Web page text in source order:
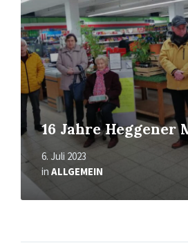
16 Jahre Heggener
6. Juli 2023
in ALLGEMEIN